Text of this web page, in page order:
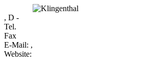
, D -
Tel.
Fax
E-Mail: ,
Website: